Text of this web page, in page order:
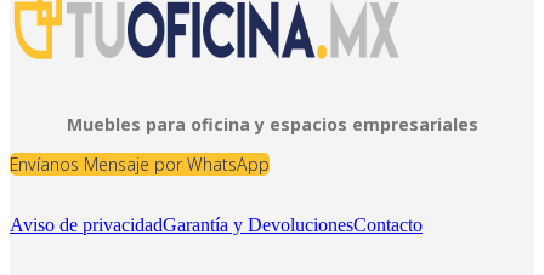
Muebles para oficina y espacios empresariales
Envíanos Mensaje por WhatsApp
Aviso de privacidadGarantía y DevolucionesContacto